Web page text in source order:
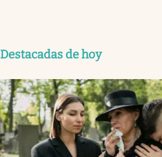
Destacadas de hoy